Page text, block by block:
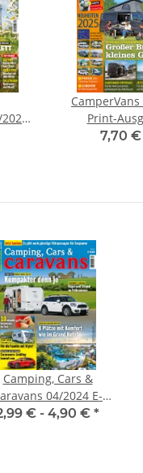
Print-
7,70 €
Camping, Cars &
04/2024 E-
Paper oder Print-
€ - 4,90 € *